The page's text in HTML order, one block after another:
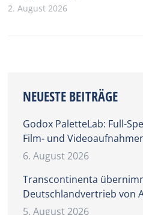
2. August 2026
NEUESTE BEITRÄGE
Godox PaletteLab: Full-
Film- und
6. August 2026
Transcontinenta
Deutschlandvertrieb von
5. August 2026